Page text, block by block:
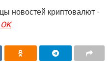
новостей криптовалют -
OK